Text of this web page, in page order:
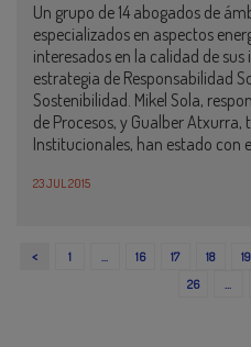
Un grupo de 14 abogados de
especializados en aspectos
interesados en la calidad de
estrategia de Responsabilidad
Sostenibilidad. Mikel Sola,
de Procesos, y Gualber Atxurra,
Institucionales, han estado con
23 JUL 2015
< 1 … 16 17 18 19
26
…